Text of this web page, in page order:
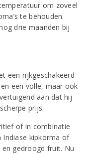
om zoveel
te behouden.
drie maanden bij
een rijkgeschakeerd
een volle, maar ook
aan dat hij
prijs.
of in combinatie
Indiase kipkorma of
gedroogd fruit. Nu